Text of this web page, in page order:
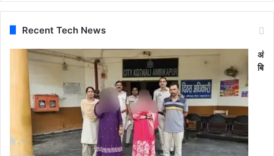
Recent Tech News
अं
बि